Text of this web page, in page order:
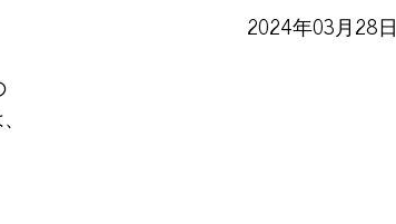
2024年03月28日